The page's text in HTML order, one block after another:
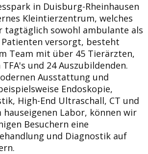
in Duisburg-Rheinhausen
Kleintierzentrum, welches
tagtäglich sowohl ambulante als
versorgt, besteht
Team mit über 45 Tierärzten,
und 24 Auszubildenden.
Ausstattung und
Endoskopie,
High-End Ultraschall, CT und
hauseigenen Labor, können wir
Besuchern eine
und Diagnostik auf